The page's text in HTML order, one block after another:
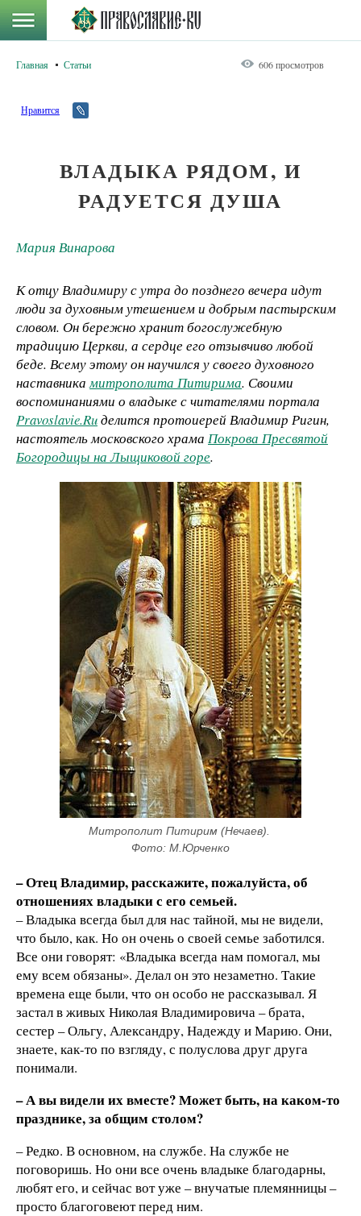
Главная Статьи 606 просмотров
Нравится
ВЛАДЫКА РЯДОМ, И
РАДУЕТСЯ ДУША
Мария Винарова
К отцу Владимиру с утра до позднего вечера идут
люди за духовным утешением и добрым пастырским
словом. Он бережно хранит богослужебную
традицию Церкви, а сердце его отзывчиво любой
беде. Всему этому он научился у своего духовного
наставникамитрополита Питирима. Своими
воспоминаниями о владыке с читателями портала
Pravoslavie.Ruделится протоиерей Владимир Ригин,
настоятель московского храма Покрова Пресвятой
Богородицы на Лыщиковой горе.
Митрополит Питирим (Нечаев).
Фото: М.Юрченко
– Отец Владимир, расскажите, пожалуйста, об
отношениях владыки с его семьей.
– Владыка всегда был для нас тайной, мы не видели,
что было, как. Но он очень о своей семье заботился.
Все они говорят: «Владыка всегда нам помогал, мы
ему всем обязаны». Делал он это незаметно. Такие
времена еще были, что он особо не рассказывал. Я
застал в живых Николая Владимировича – брата,
сестер – Ольгу, Александру, Надежду и Марию. Они,
знаете, как-то по взгляду, с полуслова друг друга
понимали.
– А вы видели их вместе? Может быть, на каком-то
празднике, за общим столом?
– Редко. В основном, на службе. На службе не
поговоришь. Но они все очень владыке благодарны,
любят его, и сейчас вот уже – внучатые племянницы –
просто благоговеют перед ним.